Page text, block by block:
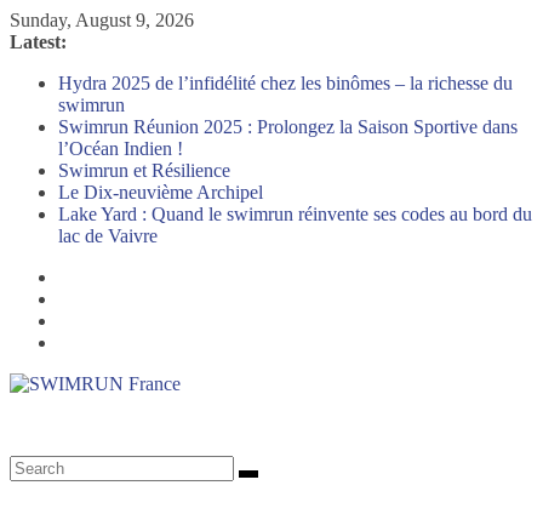
Skip
to
Sunday, August 9, 2026
Latest:
Hydra 2025 de l’infidélité chez les binômes – la richesse du
swimrun
Swimrun Réunion 2025 : Prolongez la Saison Sportive dans
l’Océan Indien !
Swimrun et Résilience
Le Dix-neuvième Archipel
Lake Yard : Quand le swimrun réinvente ses codes au bord du
lac de Vaivre